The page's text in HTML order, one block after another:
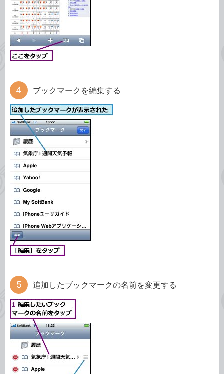
ブックマークを編集する
追加したブックマークの名前を変更する